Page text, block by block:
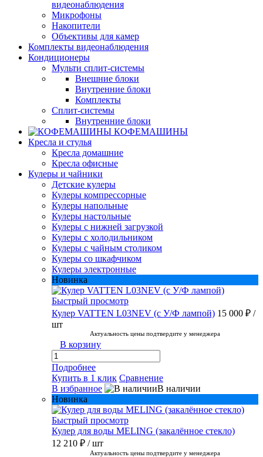
видеонаблюдения
Микрофоны
Накопители
Объективы для камер
Комплекты видеонаблюдения
Кондиционеры
Мульти сплит-системы
Внешние блоки
Внутренние блоки
Комплекты
Сплит-системы
Внутренние блоки
КОФЕМАШИНЫ
Кресла и стулья
Кресла домашние
Кресла офисные
Кулеры и чайники
Детские кулеры
Кулеры компрессорные
Кулеры напольные
Кулеры настольные
Кулеры с нижней загрузкой
Кулеры с холодильником
Кулеры с чайным столиком
Кулеры со шкафчиком
Кулеры электронные
Новинка
Быстрый просмотр
Кулер VATTEN L03NEV (с У/Ф лампой) 15 000 ₽ /
шт
Актуальность цены подтвердите у менеджера
В корзину
Подробнее
Купить в 1 клик Сравнение
В избранное
В наличии
Новинка
Быстрый просмотр
Кулер для воды MELING (закалённое стекло)
12 210 ₽ / шт
Актуальность цены подтвердите у менеджера